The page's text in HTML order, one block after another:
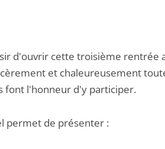
d'ouvrir cette troisième rentrée
et chaleureusement
font l'honneur d'y participer.
permet de présenter :